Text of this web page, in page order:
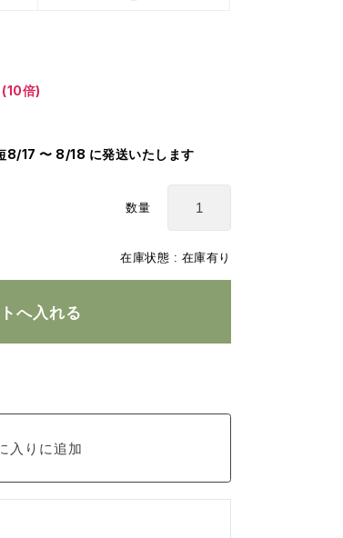
在庫状態 : 在庫有り
倍)
17 〜 8/18 に発送いたします
数量